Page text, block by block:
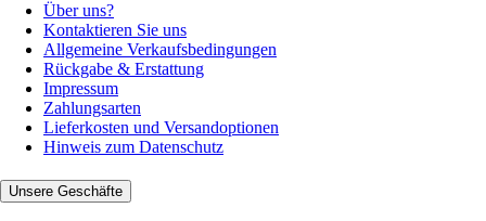
Über uns?
Kontaktieren Sie uns
Allgemeine Verkaufsbedingungen
Rückgabe & Erstattung
Impressum
Zahlungsarten
Lieferkosten und Versandoptionen
Hinweis zum Datenschutz
Unsere Geschäfte